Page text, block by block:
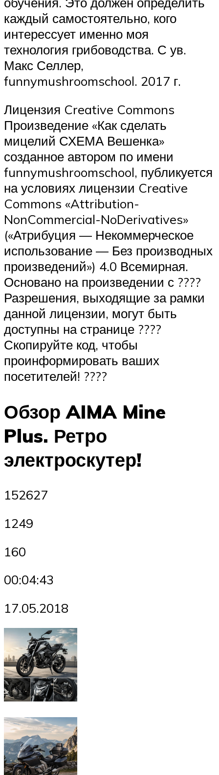
каждый самостоятельно, кого
интерессует именно моя
технология грибоводства. С ув.
Макс Селлер,
funnymushroomschool. 2017 г.
Лицензия Creative Commons
Произведение «Как сделать
мицелий СХЕМА Вешенка»
созданное автором по имени
funnymushroomschool, публикуется
на условиях лицензии Creative
Commons «Attribution-
NonCommercial-NoDerivatives»
(«Атрибуция — Некоммерческое
использование — Без производных
произведений») 4.0 Всемирная.
Основано на произведении с ????
Разрешения, выходящие за рамки
данной лицензии, могут быть
доступны на странице ????
Скопируйте код, чтобы
проинформировать ваших
посетителей! ????
Обзор AIMA Mine
Plus. Ретро
электроскутер!
152627
1249
160
00:04:43
17.05.2018